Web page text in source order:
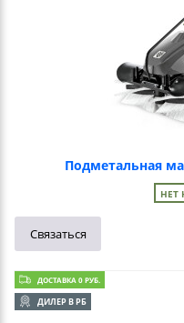
Подметальная
НЕТ
Связаться
ДОСТАВКА 0 РУБ.
ДИЛЕР В РБ